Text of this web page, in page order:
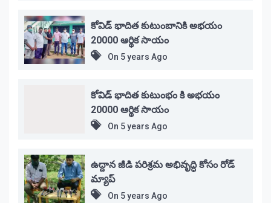
కోవిడ్ భాదిత కుటుంబానికి అభయం
20000 ఆర్థిక సాయం
On 5 years Ago
కోవిడ్ భాదిత కుటుంభం కి అభయం
20000 ఆర్థిక సాయం
On 5 years Ago
ఉద్దాన జీడి పరిశ్రమ అభివృద్ధి కోసం రోడ్
మ్యాప్
On 5 years Ago